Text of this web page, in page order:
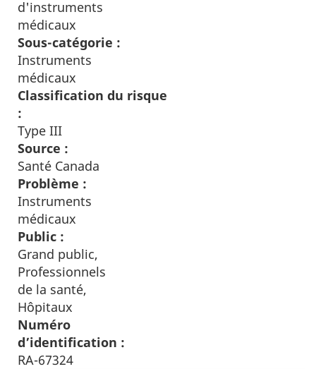
d'instruments
médicaux
Sous-catégorie :
Instruments
médicaux
Classification du risque
:
Type III
Source :
Santé Canada
Problème :
Instruments
médicaux
Public :
Grand public,
Professionnels
de la santé,
Hôpitaux
Numéro
d’identification :
RA-67324